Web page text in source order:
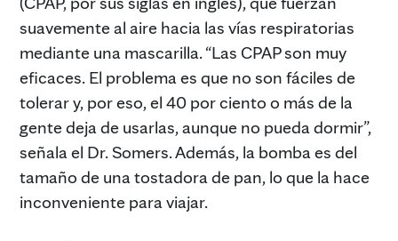
suavemente al aire hacia las vías respiratorias
mediante una mascarilla. “Las CPAP son muy
eficaces. El problema es que no son fáciles de
tolerar y, por eso, el 40 por ciento o más de la
gente deja de usarlas, aunque no pueda dormir”,
señala el Dr. Somers. Además, la bomba es del
tamaño de una tostadora de pan, lo que la hace
inconveniente para viajar.